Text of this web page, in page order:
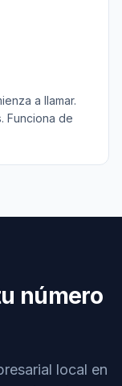
a llamar.
Funciona de
número
local en